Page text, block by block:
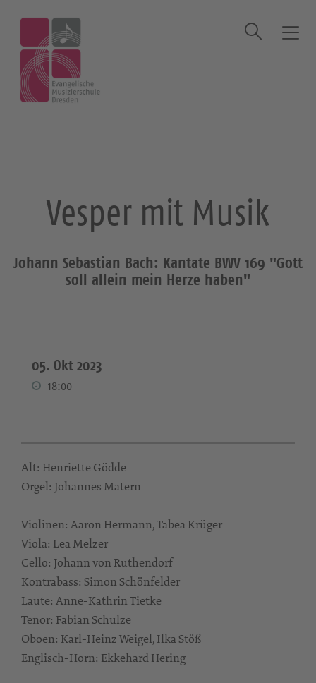
T
i
Suche
Startseite
Vesper mit Musik
Johann Sebastian Bach: Kantate BWV 169 "Gott
soll allein mein Herze haben"
05. Okt 2023
18:00
Alt: Henriette Gödde
Orgel: Johannes Matern
Violinen: Aaron Hermann, Tabea Krüger
Viola: Lea Melzer
Cello: Johann von Ruthendorf
Kontrabass: Simon Schönfelder
Laute: Anne-Kathrin Tietke
Tenor: Fabian Schulze
Oboen: Karl-Heinz Weigel, Ilka Stöß
Englisch-Horn: Ekkehard Hering